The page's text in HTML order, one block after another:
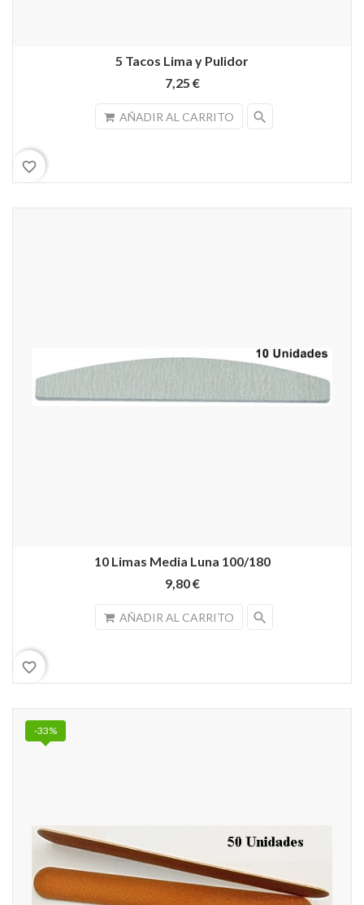
5 Tacos Lima y Pulidor
7,25 €
AÑADIR AL CARRITO search
favorite_border
10 Limas Media Luna 100/180
9,80 €
AÑADIR AL CARRITO search
favorite_border
-33%